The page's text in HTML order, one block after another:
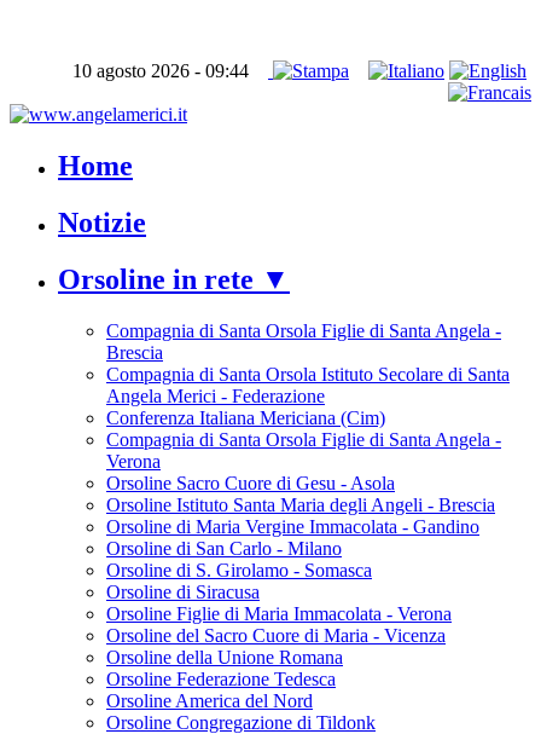
10 agosto 2026 - 09:44
Home
Notizie
Orsoline in rete ▼
Compagnia di Santa Orsola Figlie di Santa Angela -
Brescia
Compagnia di Santa Orsola Istituto Secolare di Santa
Angela Merici - Federazione
Conferenza Italiana Mericiana (Cim)
Compagnia di Santa Orsola Figlie di Santa Angela -
Verona
Orsoline Sacro Cuore di Gesu - Asola
Orsoline Istituto Santa Maria degli Angeli - Brescia
Orsoline di Maria Vergine Immacolata - Gandino
Orsoline di San Carlo - Milano
Orsoline di S. Girolamo - Somasca
Orsoline di Siracusa
Orsoline Figlie di Maria Immacolata - Verona
Orsoline del Sacro Cuore di Maria - Vicenza
Orsoline della Unione Romana
Orsoline Federazione Tedesca
Orsoline America del Nord
Orsoline Congregazione di Tildonk